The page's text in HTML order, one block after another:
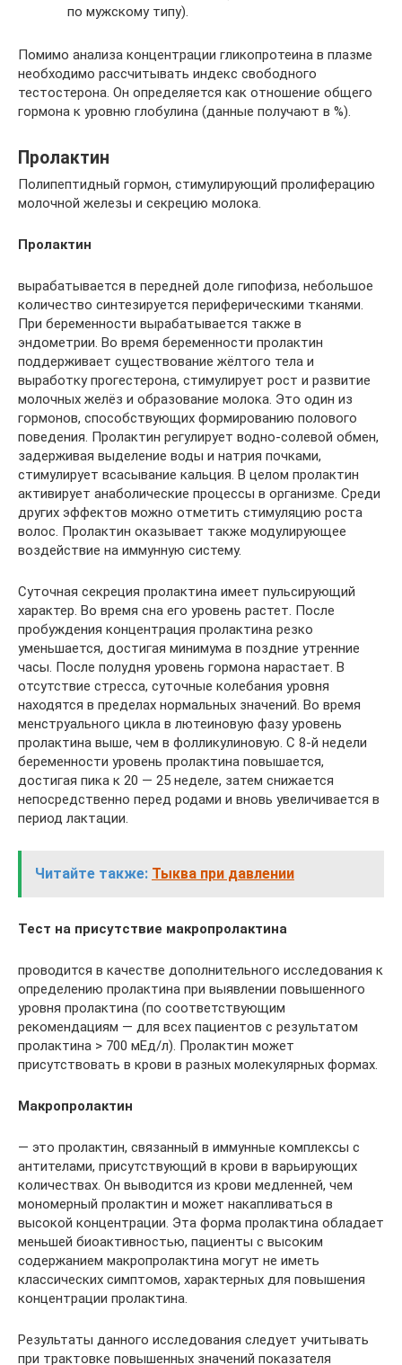
по мужскому типу).
Помимо анализа концентрации гликопротеина в плазме
необходимо рассчитывать индекс свободного
тестостерона. Он определяется как отношение общего
гормона к уровню глобулина (данные получают в %).
Пролактин
Полипептидный гормон, стимулирующий пролиферацию
молочной железы и секрецию молока.
Пролактин
вырабатывается в передней доле гипофиза, небольшое
количество синтезируется периферическими тканями.
При беременности вырабатывается также в
эндометрии. Во время беременности пролактин
поддерживает существование жёлтого тела и
выработку прогестерона, стимулирует рост и развитие
молочных желёз и образование молока. Это один из
гормонов, способствующих формированию полового
поведения. Пролактин регулирует водно-солевой обмен,
задерживая выделение воды и натрия почками,
стимулирует всасывание кальция. В целом пролактин
активирует анаболические процессы в организме. Среди
других эффектов можно отметить стимуляцию роста
волос. Пролактин оказывает также модулирующее
воздействие на иммунную систему.
Суточная секреция пролактина имеет пульсирующий
характер. Во время сна его уровень растет. После
пробуждения концентрация пролактина резко
уменьшается, достигая минимума в поздние утренние
часы. После полудня уровень гормона нарастает. В
отсутствие стресса, суточные колебания уровня
находятся в пределах нормальных значений. Во время
менструального цикла в лютеиновую фазу уровень
пролактина выше, чем в фолликулиновую. С 8-й недели
беременности уровень пролактина повышается,
достигая пика к 20 — 25 неделе, затем снижается
непосредственно перед родами и вновь увеличивается в
период лактации.
Читайте также: Тыква при давлении
Тест на присутствие макропролактина
проводится в качестве дополнительного исследования к
определению пролактина при выявлении повышенного
уровня пролактина (по соответствующим
рекомендациям — для всех пациентов с результатом
пролактина > 700 мЕд/л). Пролактин может
присутствовать в крови в разных молекулярных формах.
Макропролактин
— это пролактин, связанный в иммунные комплексы с
антителами, присутствующий в крови в варьирующих
количествах. Он выводится из крови медленней, чем
мономерный пролактин и может накапливаться в
высокой концентрации. Эта форма пролактина обладает
меньшей биоактивностью, пациенты с высоким
содержанием макропролактина могут не иметь
классических симптомов, характерных для повышения
концентрации пролактина.
Результаты данного исследования следует учитывать
при трактовке повышенных значений показателя